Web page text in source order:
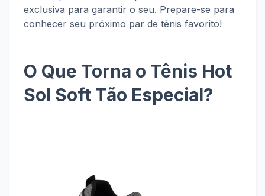
exclusiva para garantir o seu. Prepare-se para
conhecer seu próximo par de tênis favorito!
O Que Torna o Tênis Hot
Sol Soft Tão Especial?